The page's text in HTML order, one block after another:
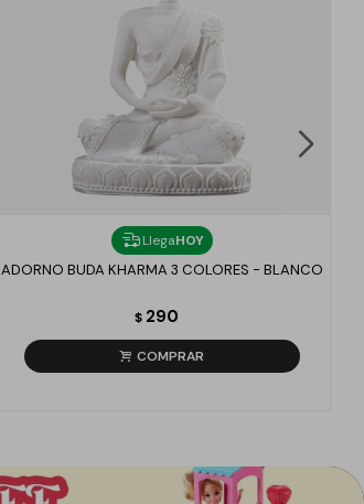
LlegaHOY
ADORNO BUDA KHARMA 3 COLORES - BLANCO
$ 290